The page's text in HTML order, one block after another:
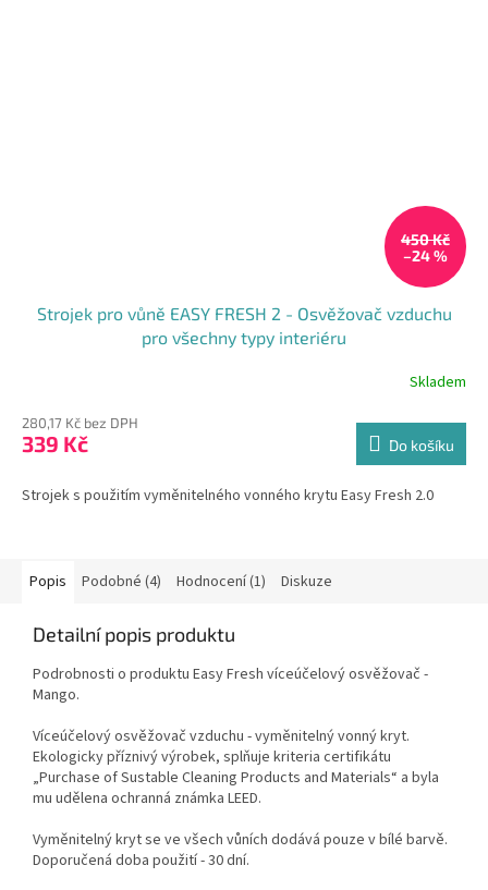
450 Kč
–24 %
Strojek pro vůně EASY FRESH 2 - Osvěžovač vzduchu
pro všechny typy interiéru
Skladem
280,17 Kč bez DPH
339 Kč Do košíku
Strojek s použitím vyměnitelného vonného krytu Easy Fresh 2.0
Popis Podobné (4) Hodnocení (1) Diskuze
Detailní popis produktu
Podrobnosti o produktu Easy Fresh víceúčelový osvěžovač -
Mango.
Víceúčelový osvěžovač vzduchu - vyměnitelný vonný kryt.
Ekologicky příznivý výrobek, splňuje kriteria certifikátu
„Purchase of Sustable Cleaning Products and Materials“ a byla
mu udělena ochranná známka LEED.
Vyměnitelný kryt se ve všech vůních dodává pouze v bílé barvě.
Doporučená doba použití - 30 dní.